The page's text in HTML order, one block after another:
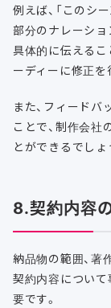
例えば、「このシ
部分のナレーショ
具体的に伝えるこ
ーディーに修正を
また、フィードバ
ことで、制作会社
とができるでしょ
8.契約内容
納品物の範囲、著
契約内容について
要です。